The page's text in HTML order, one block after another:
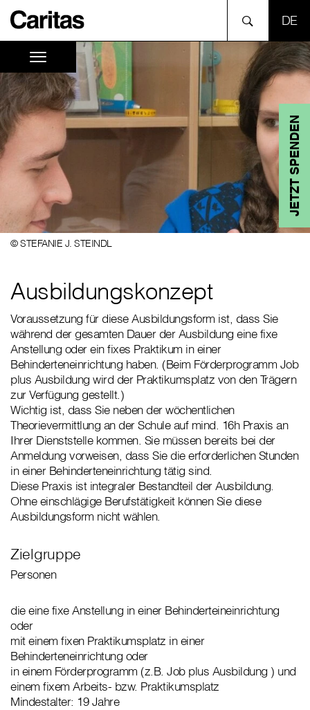
JETZT SPENDEN
Ausbildungskonzept
© STEFANIE J. STEINDL
Voraussetzung für diese Ausbildungsform ist, dass Sie
während der gesamten Dauer der Ausbildung eine fixe
Anstellung oder ein fixes Praktikum in einer
Behinderteneinrichtung haben. (Beim Förderprogramm Job
plus Ausbildung wird der Praktikumsplatz von den Trägern
zur Verfügung gestellt.)
Wichtig ist, dass Sie neben der wöchentlichen
Theorievermittlung an der Schule auf mind. 16h Praxis an
Ihrer Dienststelle kommen. Sie müssen bereits bei der
Anmeldung vorweisen, dass Sie die erforderlichen Stunden
in einer Behinderteneinrichtung tätig sind.
Diese Praxis ist integraler Bestandteil der Ausbildung.
Ohne einschlägige Berufstätigkeit können Sie diese
Ausbildungsform nicht wählen.
Zielgruppe
Personen
die eine fixe Anstellung in einer Behinderteineinrichtung
oder
mit einem fixen Praktikumsplatz in einer
Behinderteneinrichtung oder
in einem Förderprogramm (z.B. Job plus Ausbildung ) und
einem fixem Arbeits- bzw. Praktikumsplatz
Mindestalter: 19 Jahre